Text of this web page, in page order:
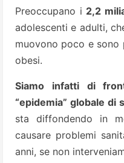
Preoccupano i 2,2
adolescenti e adulti,
muovono poco e sono
obesi.
Siamo infatti di
“epidemia” globale di
sta diffondendo in
causare problemi
anni, se non